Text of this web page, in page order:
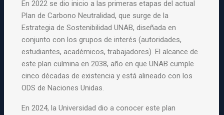
En 2022 se dio inicio a las primeras etapas del actual
Plan de Carbono Neutralidad, que surge de la
Estrategia de Sostenibilidad UNAB, diseñada en
conjunto con los grupos de interés (autoridades,
estudiantes, académicos, trabajadores). El alcance de
este plan culmina en 2038, año en que UNAB cumple
cinco décadas de existencia y está alineado con los
ODS de Naciones Unidas.
En 2024, la Universidad dio a conocer este plan